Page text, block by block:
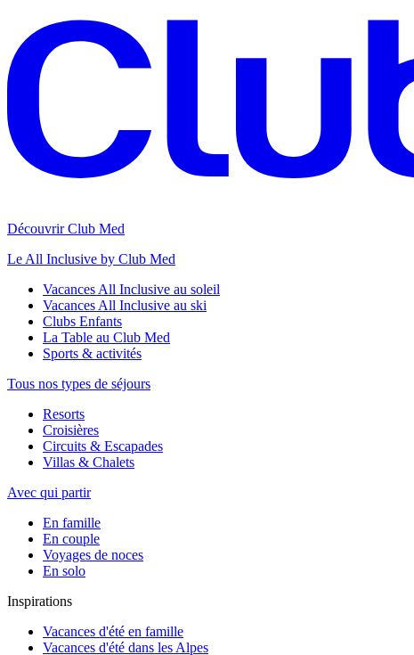
Découvrir Club Med
Le All Inclusive by Club Med
Vacances All Inclusive au soleil
Vacances All Inclusive au ski
Clubs Enfants
La Table au Club Med
Sports & activités
Tous nos types de séjours
Resorts
Croisières
Circuits & Escapades
Villas & Chalets
Avec qui partir
En famille
En couple
Voyages de noces
En solo
Inspirations
Vacances d'été en famille
Vacances d'été dans les Alpes